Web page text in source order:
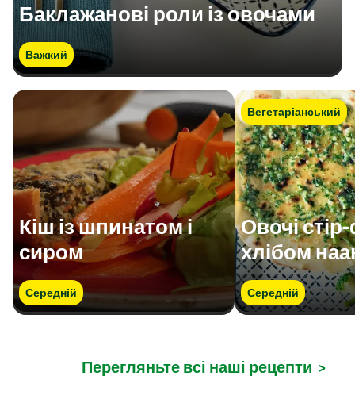
Баклажанові роли із овочами
Важкий
Кіш із шпинатом і
сиром
Середній
Вегетаріанський
Овочі
хлібом
Середній
Перегляньте всі наші рецепти >